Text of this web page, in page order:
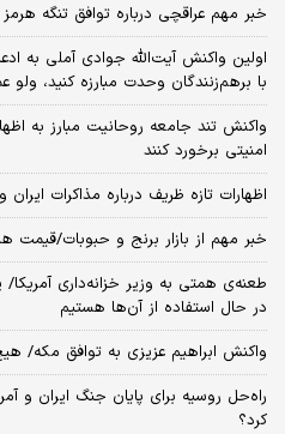
خبر مهم عراقچی درباره توافق تنگه
اولین واکنش آیت‌الله جوادی آملی به
با برهم‌زنندگان وحدت مبارزه کنید،
واکنش تند جامعه روحانیت مبارز به
امنیتی برخورد کنند
اظهارات تازه ظریف درباره مذاکرات ایران
خبر مهم از بازار برنج و حبوبات/قیمت
طعنه‌ی‌ همتی به وزیر خزانه‌داری
در حال استفاده از آن‌ها هستیم
واکنش ابراهیم عزیزی به توافق مکه/
راه‌حل روسیه برای پایان جنگ ایران و
کرد؟